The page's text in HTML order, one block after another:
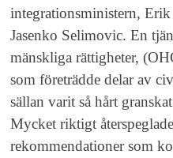
integrationsministern, Erik
Jasenko Selimovic. En
mänskliga rättigheter,
som företrädde delar av
sällan varit så hårt
Mycket riktigt
rekommendationer som